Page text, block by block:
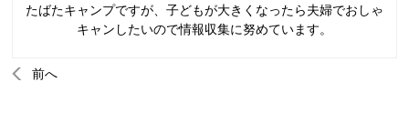
たばたキャンプですが、子どもが大きくなったら夫婦でおしゃ
キャンしたいので情報収集に努めています。
前へ